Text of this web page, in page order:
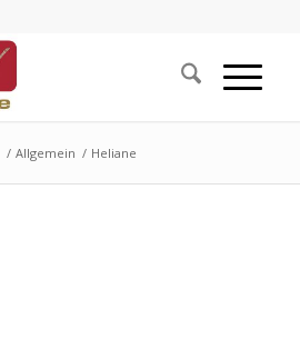
/ Allgemein / Heliane